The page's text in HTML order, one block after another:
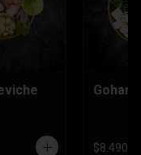
Gohan
$8.490